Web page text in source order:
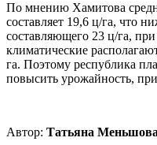
По мнению Хамитова
составляет 19,6 ц/га, что
составляющего 23 ц/га,
климатические
га. Поэтому республика
повысить урожайность,
Автор: Татьяна Меньшова